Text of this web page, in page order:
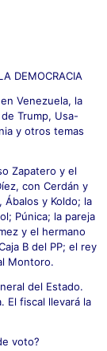
DEMOCRACIA
Venezuela, la
Trump, Usa-
y otros temas
Zapatero y el
con Cerdán y
Ábalos y Koldo; la
Púnica; la pareja
y el hermano
B del PP; el rey
Montoro.
del Estado.
El fiscal llevará la
voto?